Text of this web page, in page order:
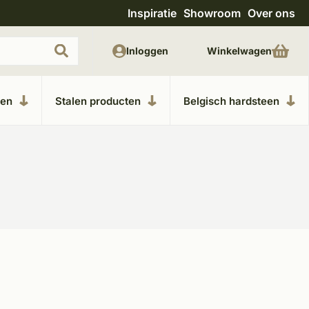
Uitgebreide showroom in Kesteren Unieke
Inspiratie Showroom Over ons
Stalen producten Belgisch hardsteen
Inloggen Winkelwagen